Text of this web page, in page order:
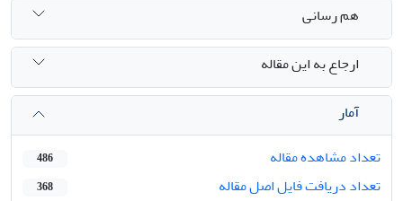
هم رسانی
ارجاع به این مقاله
آمار
تعداد مشاهده مقاله
486
تعداد دریافت فایل اصل مقاله 368